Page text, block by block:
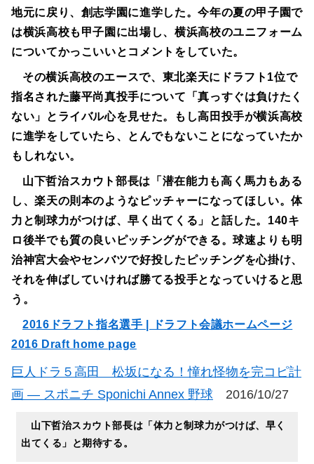
地元に戻り、創志学園に進学した。今年の夏の甲子園で
は横浜高校も甲子園に出場し、横浜高校のユニフォーム
についてかっこいいとコメントをしていた。
その横浜高校のエースで、東北楽天にドラフト1位で
指名された藤平尚真投手について「真っすぐは負けたく
ない」とライバル心を見せた。もし高田投手が横浜高校
に進学をしていたら、とんでもないことになっていたか
もしれない。
山下哲治スカウト部長は「潜在能力も高く馬力もある
し、楽天の則本のようなピッチャーになってほしい。体
力と制球力がつけば、早く出てくる」と話した。140キ
ロ後半でも質の良いピッチングができる。球速よりも明
治神宮大会やセンバツで好投したピッチングを心掛け、
それを伸ばしていければ勝てる投手となっていけると思
う。
2016ドラフト指名選手 | ドラフト会議ホームページ
2016 Draft home page
巨人ドラ５高田 松坂になる！憧れ怪物を完コピ計
画 ― スポニチ Sponichi Annex 野球 2016/10/27
山下哲治スカウト部長は「体力と制球力がつけば、早く
出てくる」と期待する。